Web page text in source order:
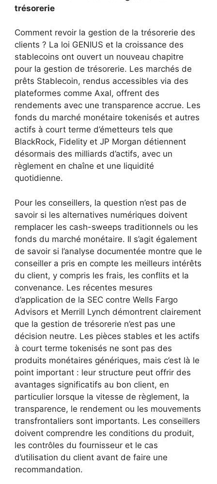
trésorerie
Comment revoir la gestion de la trésorerie des
clients ? La loi GENIUS et la croissance des
stablecoins ont ouvert un nouveau chapitre
pour la gestion de trésorerie. Les marchés de
prêts Stablecoin, rendus accessibles via des
plateformes comme Axal, offrent des
rendements avec une transparence accrue. Les
fonds du marché monétaire tokenisés et autres
actifs à court terme d’émetteurs tels que
BlackRock, Fidelity et JP Morgan détiennent
désormais des milliards d’actifs, avec un
règlement en chaîne et une liquidité
quotidienne.
Pour les conseillers, la question n’est pas de
savoir si les alternatives numériques doivent
remplacer les cash-sweeps traditionnels ou les
fonds du marché monétaire. Il s’agit également
de savoir si l’analyse documentée montre que le
conseiller a pris en compte les meilleurs intérêts
du client, y compris les frais, les conflits et la
convenance. Les récentes mesures
d’application de la SEC contre Wells Fargo
Advisors et Merrill Lynch démontrent clairement
que la gestion de trésorerie n’est pas une
décision neutre. Les pièces stables et les actifs
à court terme tokenisés ne sont pas des
produits monétaires génériques, mais c’est là le
point important : leur structure peut offrir des
avantages significatifs au bon client, en
particulier lorsque la vitesse de règlement, la
transparence, le rendement ou les mouvements
transfrontaliers sont importants. Les conseillers
doivent comprendre les conditions du produit,
les contrôles du fournisseur et le cas
d’utilisation du client avant de faire une
recommandation.